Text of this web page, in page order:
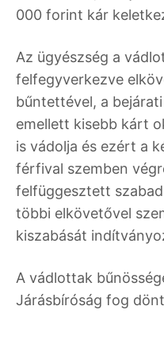
000 forint kár
Az ügyészség a
felfegyverkezve
bűntettével, a
emellett kisebb kárt
is vádolja és ezért a
férfival szemben
felfüggesztett
többi elkövetővel
kiszabását
A vádlottak
Járásbíróság fog